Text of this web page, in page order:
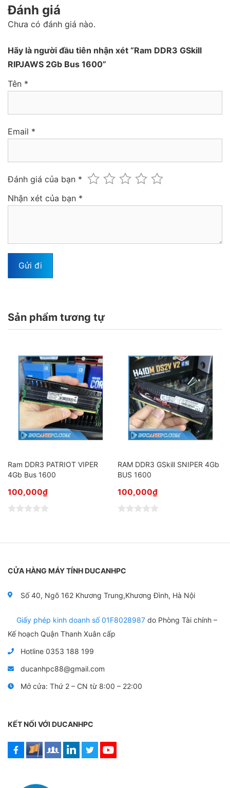
Đánh giá
Chưa có đánh giá nào.
Hãy là người đầu tiên nhận xét “Ram DDR3 GSkill
RIPJAWS 2Gb Bus 1600”
Tên *
Email *
Đánh giá của bạn *
Nhận xét của bạn *
Sản phẩm tương tự
Ram DDR3 PATRIOT VIPER
4Gb Bus 1600
100,000₫
c
p
h
g
o
RAM DDR3 GSkill SNIPER 4Gb
BUS 1600
100,000₫
c
p
h
g
s
CỬA HÀNG MÁY TÍNH DUCANHPC
Số 40, Ngõ 162 Khương Trung,Khương Đình, Hà Nội
Giấy phép kinh doanh số 01F8028987 do Phòng Tài chính –
Kế hoạch Quận Thanh Xuân cấp
Hotline 0353 188 199
ducanhpc88@gmail.com
Mở cửa: Thứ 2 – CN từ 8:00 – 22:00
KẾT NỐI VỚI DUCANHPC